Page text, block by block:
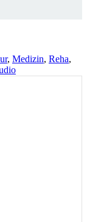
, Medizin, Reha,